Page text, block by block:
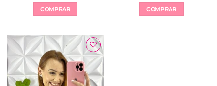
COMPRAR
tem
várias
variantes.
As
opções
COMPRAR
Adicionar
à Lista